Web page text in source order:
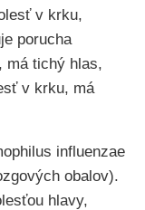
v krku,
porucha
má tichý hlas,
v krku, má
influenzae
obalov).
hlavy,